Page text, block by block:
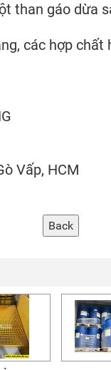
than gáo dừa
các hợp
Vấp, HCM